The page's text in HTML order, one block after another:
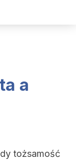
a
tożsamość